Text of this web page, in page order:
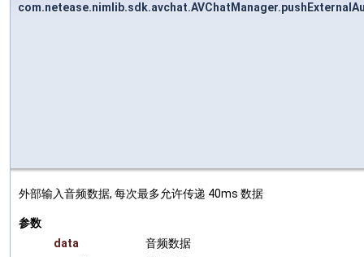
外部输入音频数据, 每次最多允许传递 40ms 数据
参数
data
音频数据